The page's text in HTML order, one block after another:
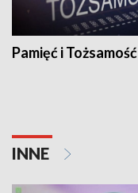
Pamięć i Tożsamość
INNE